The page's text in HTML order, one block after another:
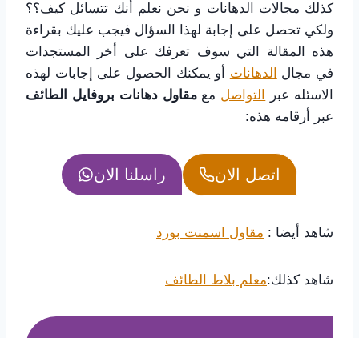
كذلك مجالات الدهانات و نحن نعلم أنك تتسائل كيف؟؟
ولكي تحصل على إجابة لهذا السؤال فيجب عليك بقراءة
هذه المقالة التي سوف تعرفك على أخر المستجدات
في مجال
الدهانات أو يمكنك الحصول على إجابات لهذه
الاسئله عبر
التواصل معمقاول دهانات بروفايل الطائف
عبر أرقامه هذه:
اتصل الان راسلنا الان
شاهد أيضا : مقاول اسمنت بورد
شاهد كذلك:معلم بلاط الطائف